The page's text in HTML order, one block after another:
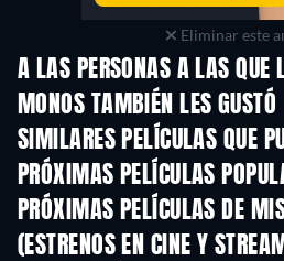
Eliminar este
A LAS PERSONAS A LAS QUE
MONOS TAMBIÉN LES GUSTÓ
SIMILARES PELÍCULAS QUE
PRÓXIMAS PELÍCULAS
PRÓXIMAS PELÍCULAS DE
(ESTRENOS EN CINE Y